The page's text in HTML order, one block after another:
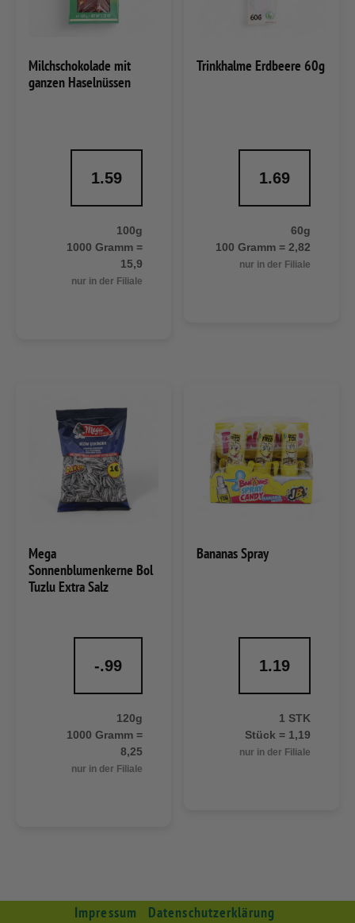
Milchschokolade mit
ganzen Haselnüssen
1.59
100g
1000 Gramm =
15,9
nur in der Filiale
Trinkhalme Erdbeere 60g
1.69
60g
100 Gramm = 2,82
nur in der Filiale
Mega
Sonnenblumenkerne Bol
Tuzlu Extra Salz
-.99
120g
1000 Gramm =
8,25
nur in der Filiale
Bananas Spray
1.19
1 STK
Stück = 1,19
nur in der Filiale
Impressum
Datenschutzerklärung